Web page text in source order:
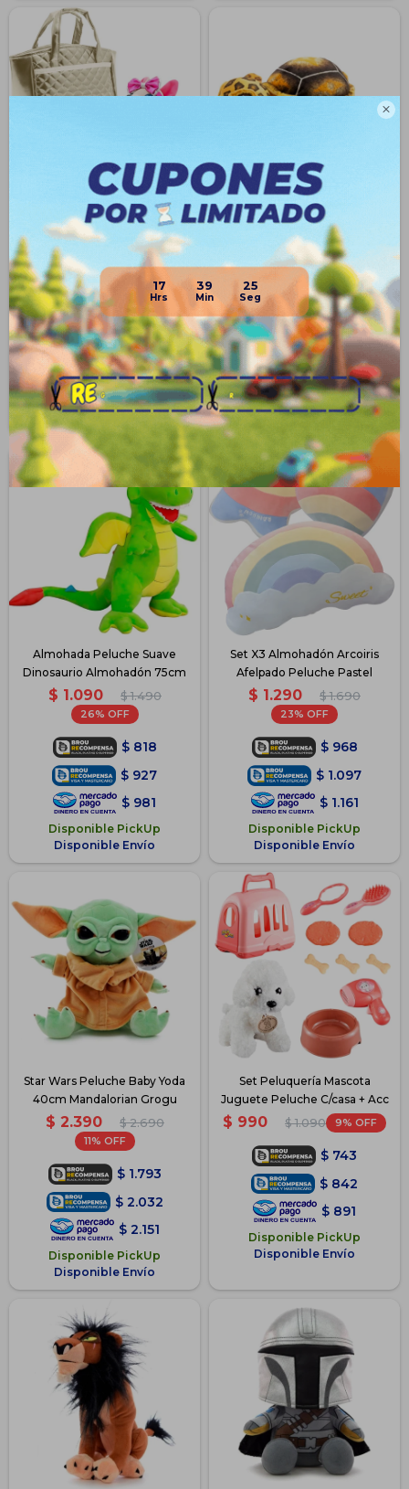

17 39 24
Cartera Infantil Juguete
Perrito De Peluche Niñas -
$ 790 $ 38
593
$ 672
$ 711
Disponible PickUp
Disponible Envío
Peluche Animal Tortuga
Marina 45cm Realista infantil
$ $ 990 24
$ 562
$ 637
$
674
Disponible PickUp
Disponible Envío
Almohada Peluche Suave
Dinosaurio Almohadón 75cm
$ 1.090 $ 1.490
26
$ 818
$ 927
$ 981
Disponible PickUp
Disponible Envío
Set X3 Almohadón Arcoiris
Afelpado Peluche Pastel
$ 1.290 $ 1.690
23
$ 968
$ 1.097
$ 1.161
Disponible PickUp
Disponible Envío
Star Wars Peluche Baby Yoda
40cm Mandalorian Grogu
$ 2.390 $ 2.690
11
$ 1.793
$ 2.032
$ 2.151
Disponible PickUp
Disponible Envío
Set Peluquería Mascota
Juguete Peluche C/casa + Acc
$ 990 $ 1.090 9
$ 743
$ 842
$ 891
Disponible PickUp
Disponible Envío